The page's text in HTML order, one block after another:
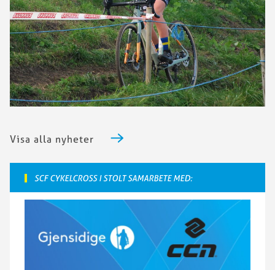
Visa alla nyheter
SCF CYKELCROSS I STOLT SAMARBETE MED: